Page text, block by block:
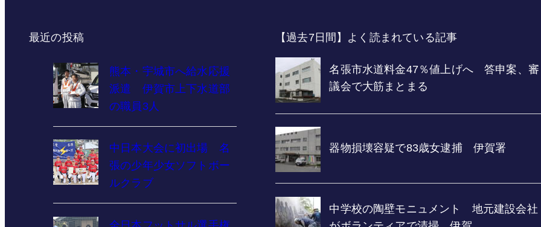
最近の投稿
熊本・宇城市へ給水応援
派遣 伊賀市上下水道部
の職員3人
中日本大会に初出場 名
張の少年少女ソフトボー
ルクラブ
【過去7日間】よく読まれている記事